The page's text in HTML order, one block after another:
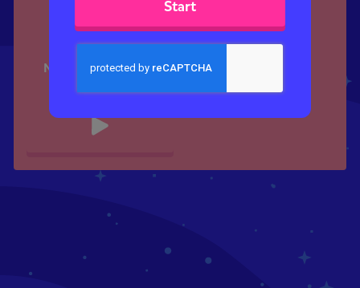
Normen en waarden
Start